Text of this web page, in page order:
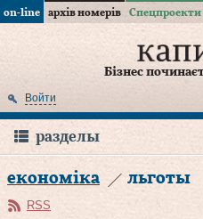
on-line архів номерів Спецпроекти
Бізнес
Войти
разделы
економіка льготы
RSS